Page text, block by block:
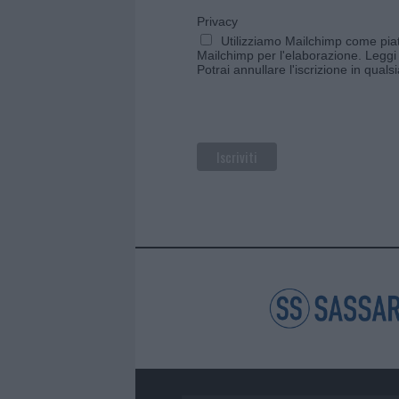
Privacy
Utilizziamo Mailchimp come
Mailchimp per l'elaborazione.
Potrai annullare l'iscrizione in